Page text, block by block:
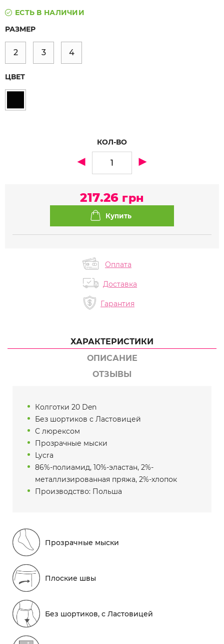
ЕСТЬ В НАЛИЧИИ
РАЗМЕР
2 3 4
ЦВЕТ
КОЛ-ВО
217.26 грн
Оплата
Доставка
Гарантия
ХАРАКТЕРИСТИКИ
ОПИСАНИЕ
ОТЗЫВЫ
Колготки 20 Den
Без шортиков с Ластовицей
С люрексом
Прозрачные мыски
Lycra
86%-полиамид, 10%-эластан, 2%-
металлизированная пряжа, 2%-хлопок
Производство: Польша
Прозрачные мыски
Плоские швы
Без шортиков, с Ластовицей